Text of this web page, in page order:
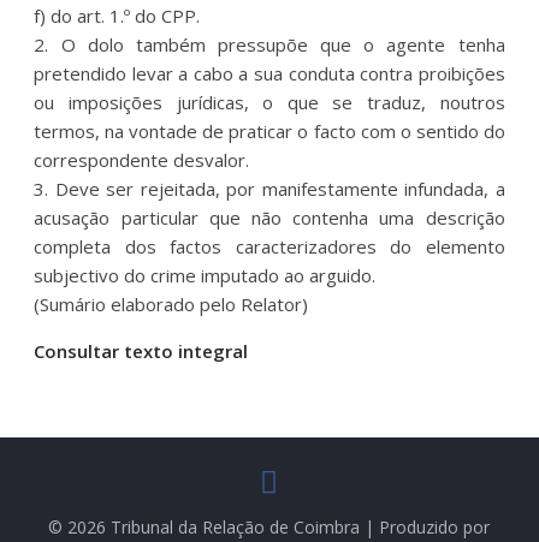
f) do art. 1.º do CPP.
2. O dolo também pressupõe que o agente tenha
pretendido levar a cabo a sua conduta contra proibições
ou imposições jurídicas, o que se traduz, noutros
termos, na vontade de praticar o facto com o sentido do
correspondente desvalor.
3. Deve ser rejeitada, por manifestamente infundada, a
acusação particular que não contenha uma descrição
completa dos factos caracterizadores do elemento
subjectivo do crime imputado ao arguido.
(Sumário elaborado pelo Relator)
Consultar texto integral
© 2026 Tribunal da Relação de Coimbra | Produzido por